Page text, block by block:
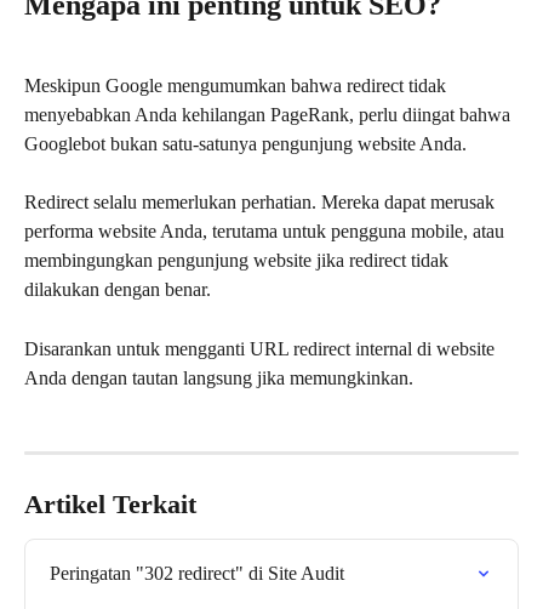
Meskipun Google mengumumkan bahwa redirect tidak
menyebabkan Anda kehilangan PageRank, perlu diingat bahwa
Googlebot bukan satu-satunya pengunjung website Anda.
Redirect selalu memerlukan perhatian. Mereka dapat merusak
performa website Anda, terutama untuk pengguna mobile, atau
membingungkan pengunjung website jika redirect tidak
dilakukan dengan benar.
Disarankan untuk mengganti URL redirect internal di website
Anda dengan tautan langsung jika memungkinkan.
Artikel Terkait
Peringatan "302 redirect" di Site Audit